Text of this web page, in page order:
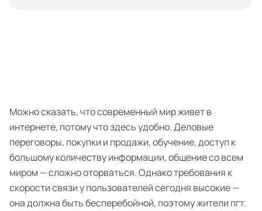
Можно сказать, что современный мир живет в
интернете, потому что здесь удобно. Деловые
переговоры, покупки и продажи, обучение, доступ к
большому количеству информации, общение со всем
миром — сложно оторваться. Однако требования к
скорости связи у пользователей сегодня высокие —
она должна быть бесперебойной, поэтому жители пгт.